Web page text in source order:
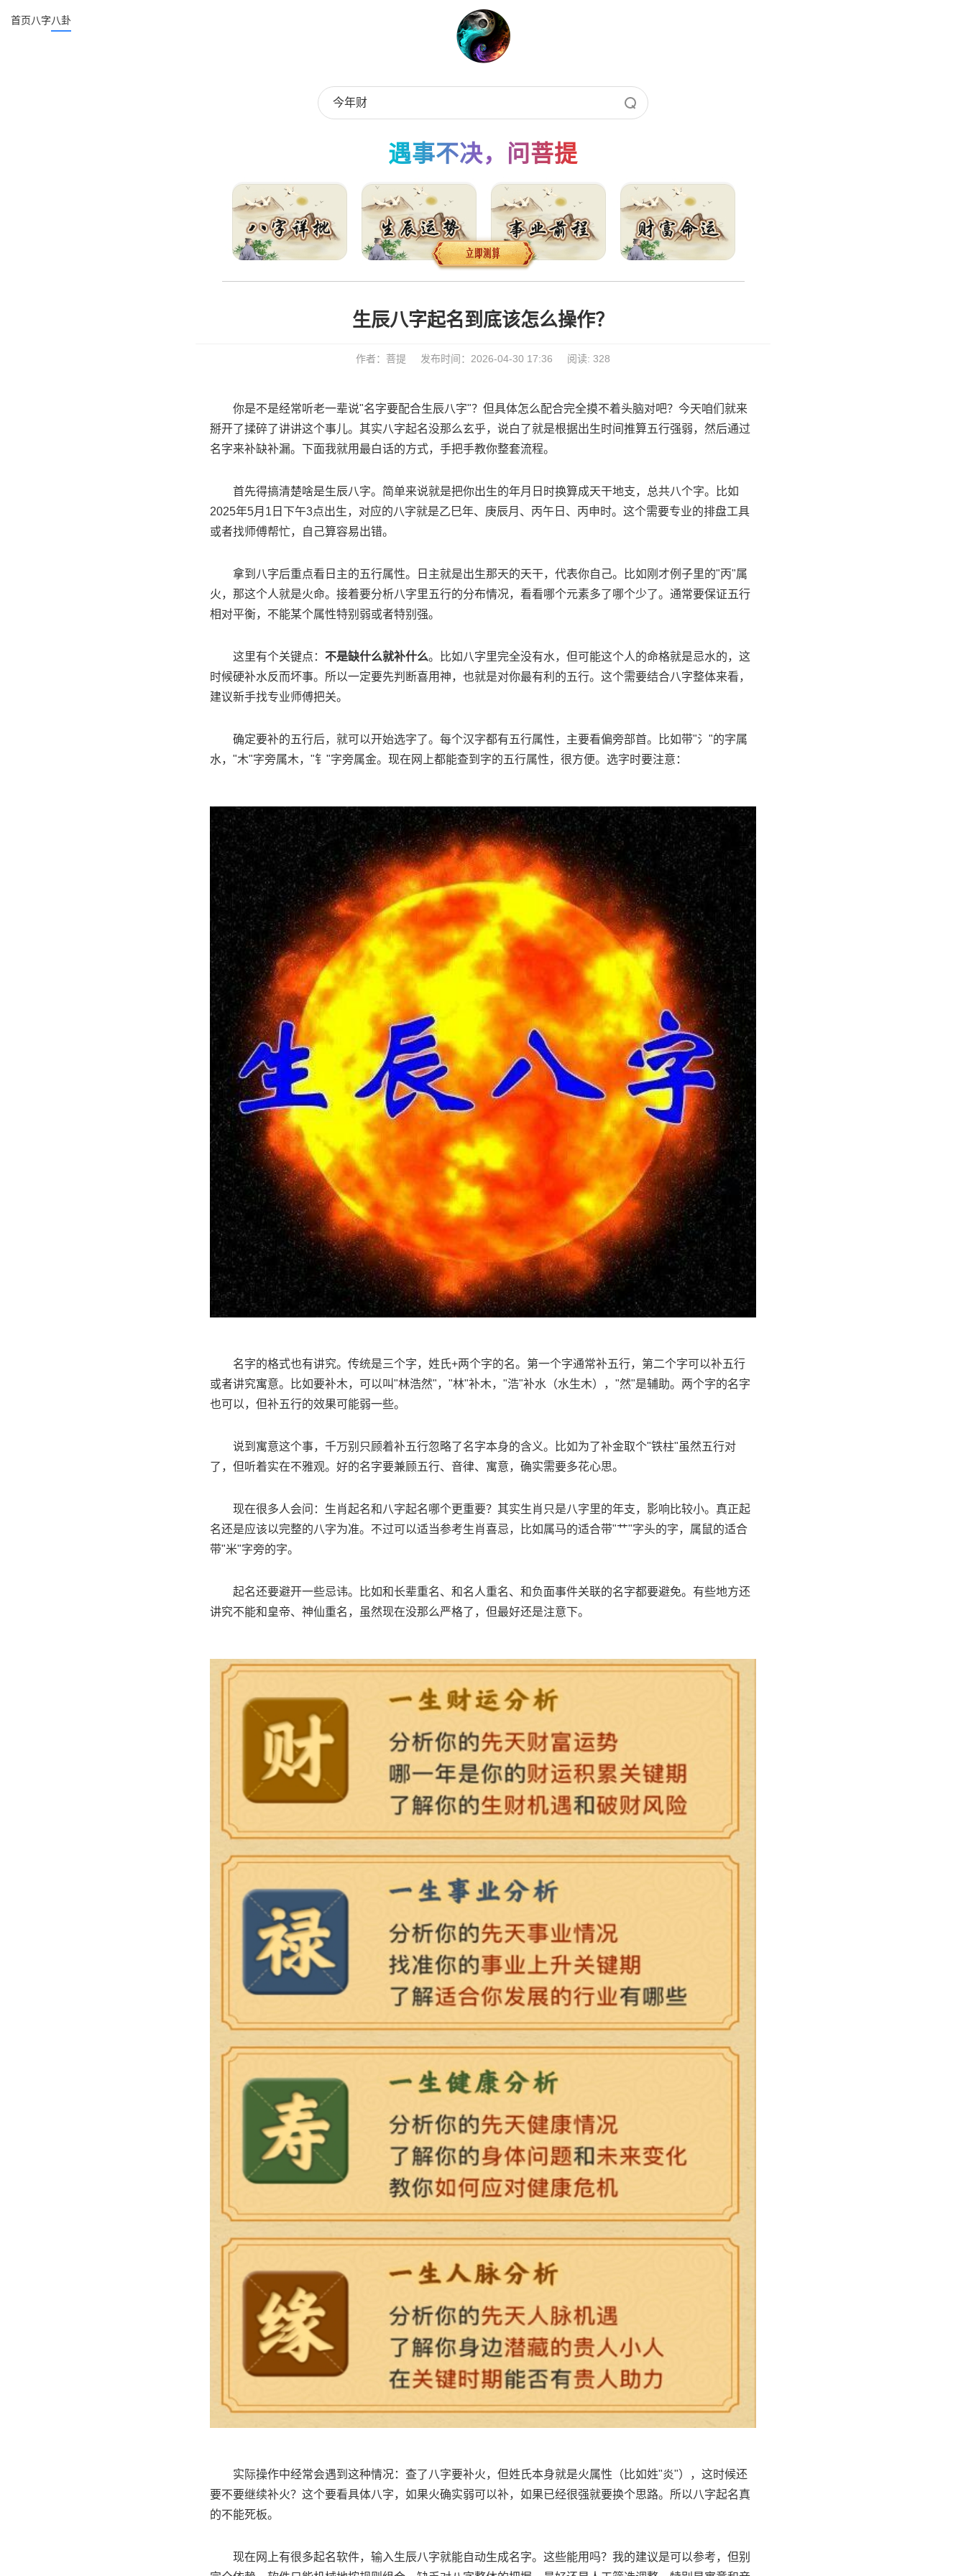
首页八字八卦
遇事不决，问菩提
生辰八字起名到底该怎么操作？
作者：菩提 发布时间：2026-04-30 17:36 阅读: 328
你是不是经常听老一辈说"名字要配合生辰八字"？但具体怎么配合完全摸不着头脑对吧？今天咱们就来
掰开了揉碎了讲讲这个事儿。其实八字起名没那么玄乎，说白了就是根据出生时间推算五行强弱，然后通过
名字来补缺补漏。下面我就用最白话的方式，手把手教你整套流程。
首先得搞清楚啥是生辰八字。简单来说就是把你出生的年月日时换算成天干地支，总共八个字。比如
2025年5月1日下午3点出生，对应的八字就是乙巳年、庚辰月、丙午日、丙申时。这个需要专业的排盘工具
或者找师傅帮忙，自己算容易出错。
拿到八字后重点看日主的五行属性。日主就是出生那天的天干，代表你自己。比如刚才例子里的"丙"属
火，那这个人就是火命。接着要分析八字里五行的分布情况，看看哪个元素多了哪个少了。通常要保证五行
相对平衡，不能某个属性特别弱或者特别强。
这里有个关键点： 不是缺什么就补什么。比如八字里完全没有水，但可能这个人的命格就是忌水的，这
时候硬补水反而坏事。所以一定要先判断喜用神，也就是对你最有利的五行。这个需要结合八字整体来看，
建议新手找专业师傅把关。
确定要补的五行后，就可以开始选字了。每个汉字都有五行属性，主要看偏旁部首。比如带"氵"的字属
水，"木"字旁属木，"钅"字旁属金。现在网上都能查到字的五行属性，很方便。选字时要注意：
名字的格式也有讲究。传统是三个字，姓氏+两个字的名。第一个字通常补五行，第二个字可以补五行
或者讲究寓意。比如要补木，可以叫"林浩然"，"林"补木，"浩"补水（水生木），"然"是辅助。两个字的名字
也可以，但补五行的效果可能弱一些。
说到寓意这个事，千万别只顾着补五行忽略了名字本身的含义。比如为了补金取个"铁柱"虽然五行对
了，但听着实在不雅观。好的名字要兼顾五行、音律、寓意，确实需要多花心思。
现在很多人会问：生肖起名和八字起名哪个更重要？其实生肖只是八字里的年支，影响比较小。真正起
名还是应该以完整的八字为准。不过可以适当参考生肖喜忌，比如属马的适合带"艹"字头的字，属鼠的适合
带"米"字旁的字。
起名还要避开一些忌讳。比如和长辈重名、和名人重名、和负面事件关联的名字都要避免。有些地方还
讲究不能和皇帝、神仙重名，虽然现在没那么严格了，但最好还是注意下。
实际操作中经常会遇到这种情况：查了八字要补火，但姓氏本身就是火属性（比如姓"炎"），这时候还
要不要继续补火？这个要看具体八字，如果火确实弱可以补，如果已经很强就要换个思路。所以八字起名真
的不能死板。
现在网上有很多起名软件，输入生辰八字就能自动生成名字。这些能用吗？我的建议是可以参考，但别